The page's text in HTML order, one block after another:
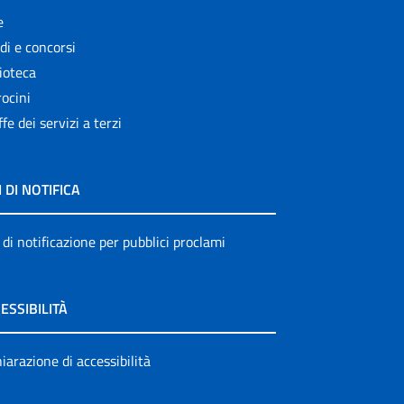
e concorsi
dei servizi a terzi
DI NOTIFICA
notificazione per pubblici proclami
di accessibilità